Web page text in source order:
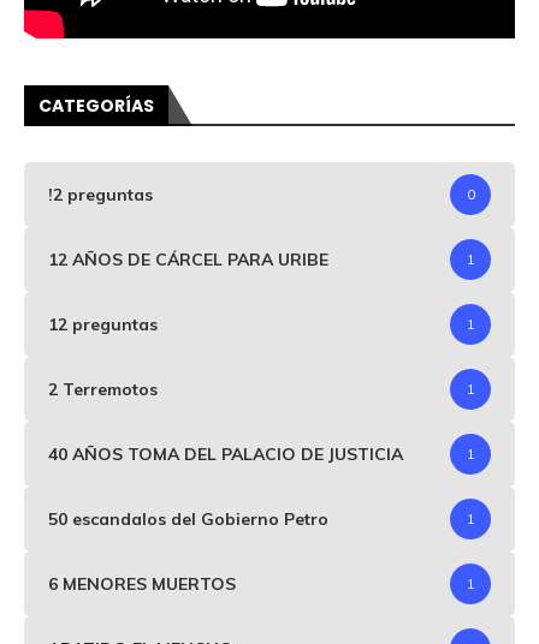
CATEGORÍAS
!2 preguntas 0
12 AÑOS DE CÁRCEL PARA URIBE 1
12 preguntas 1
2 Terremotos 1
40 AÑOS TOMA DEL PALACIO DE JUSTICIA 1
50 escandalos del Gobierno Petro 1
6 MENORES MUERTOS 1